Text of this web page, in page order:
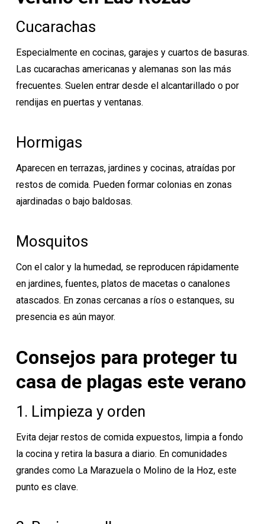
Cucarachas
Especialmente en cocinas, garajes y cuartos de basuras.
Las cucarachas americanas y alemanas son las más
frecuentes. Suelen entrar desde el alcantarillado o por
rendijas en puertas y ventanas.
Hormigas
Aparecen en terrazas, jardines y cocinas, atraídas por
restos de comida. Pueden formar colonias en zonas
ajardinadas o bajo baldosas.
Mosquitos
Con el calor y la humedad, se reproducen rápidamente
en jardines, fuentes, platos de macetas o canalones
atascados. En zonas cercanas a ríos o estanques, su
presencia es aún mayor.
Consejos para proteger tu
casa de plagas este verano
1. Limpieza y orden
Evita dejar restos de comida expuestos, limpia a fondo
la cocina y retira la basura a diario. En comunidades
grandes como La Marazuela o Molino de la Hoz, este
punto es clave.